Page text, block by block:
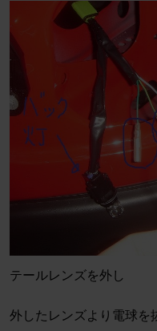
テールレンズを外し
外したレンズより電球を